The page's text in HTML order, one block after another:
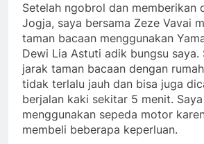
Setelah ngobrol dan memberikan
Jogja, saya bersama Zeze Vavai
taman bacaan menggunakan
Dewi Lia Astuti adik bungsu saya.
jarak taman bacaan dengan
tidak terlalu jauh dan bisa juga
berjalan kaki sekitar 5 menit.
menggunakan sepeda motor
membeli beberapa keperluan.